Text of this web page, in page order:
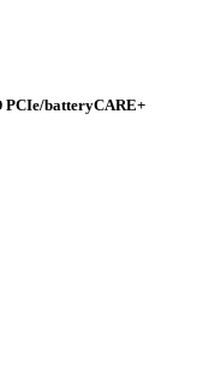
PCIe/batteryCARE+